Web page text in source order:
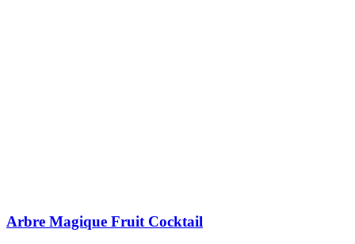
Arbre Magique Fruit Cocktail